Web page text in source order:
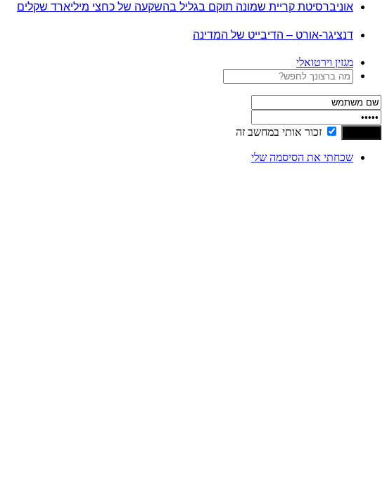
אוניברסיטת קריית שמונה תוקם בגליל בהשקעה של כחצי מיליארד שקלים
דנציגר-אורט – הדיבייט של המדינה
מגזין וירטואלי
זכור אותי במחשב זה
שכחתי את הסיסמה שלי